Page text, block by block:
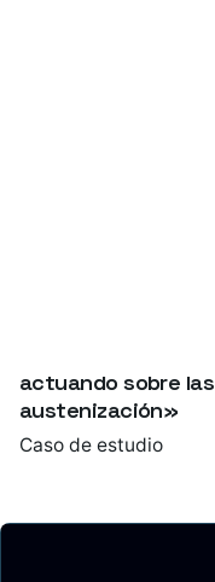
actuando sobre
austenización»
Caso de estudio